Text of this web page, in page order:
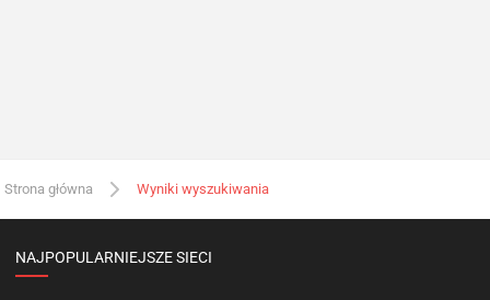
Strona główna Wyniki wyszukiwania
NAJPOPULARNIEJSZE SIECI